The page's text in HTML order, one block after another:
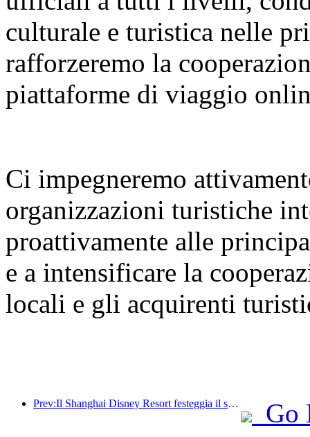
culturale e turistica nelle
rafforzeremo la
piattaforme di viaggio
Ci impegneremo
organizzazioni turistiche
proattivamente alle
e a intensificare la
locali e gli acquirenti
Prev:Il Shanghai Disney Resort festeggia il suo decimo anniversario, avendo accolto finora oltre 100 milioni di visitatori.
Go